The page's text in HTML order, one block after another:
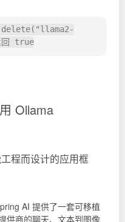
Ollama
程而设计的应用框
AI 提供了一套可移植
供商的聊天、文本到图像